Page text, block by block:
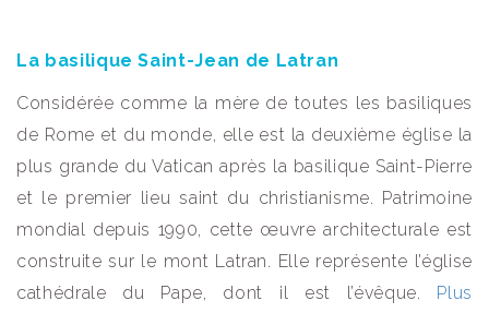
La basilique Saint-Jean de Latran
Considérée comme la mère de toutes les basiliques
de Rome et du monde, elle est la deuxième église la
plus grande du Vatican après la basilique Saint-Pierre
et le premier lieu saint du christianisme. Patrimoine
mondial depuis 1990, cette œuvre architecturale est
construite sur le mont Latran. Elle représente l’église
cathédrale du Pape, dont il est l’évêque. Plus